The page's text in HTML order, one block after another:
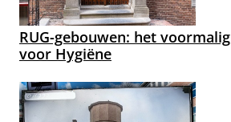
RUG-gebouwen: het
voor Hygiëne